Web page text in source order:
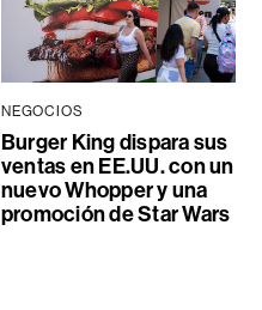
NEGOCIOS
Burger King dispara sus
ventas en EE.UU. con un
nuevo Whopper y una
promoción de Star Wars